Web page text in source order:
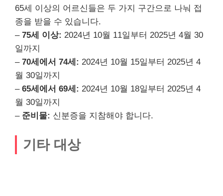
65세 이상의 어르신들은 두 가지 구간으로 나눠 접
종을 받을 수 있습니다.
– 75세 이상: 2024년 10월 11일부터 2025년 4월 30
일까지
– 70세에서 74세: 2024년 10월 15일부터 2025년 4
월 30일까지
– 65세에서 69세: 2024년 10월 18일부터 2025년 4
월 30일까지
– 준비물: 신분증을 지참해야 합니다.
기타 대상